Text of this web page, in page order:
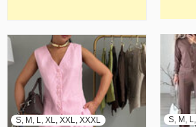
S, M, L, XL, XXL, XXXL S, M,